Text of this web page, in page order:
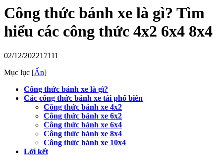
Công thức bánh xe là gì? Tìm
hiểu các công thức 4x2 6x4 8x4
02/12/202217111
Mục lục [Ẩn]
Công thức bánh xe là gì?
Các công thức bánh xe tải phổ biến
Công thức bánh xe 4x2
Công thức bánh xe 6x2
Công thức bánh xe 6x4
Công thức bánh xe 8x4
Công thức bánh xe 10x4
Lời kết